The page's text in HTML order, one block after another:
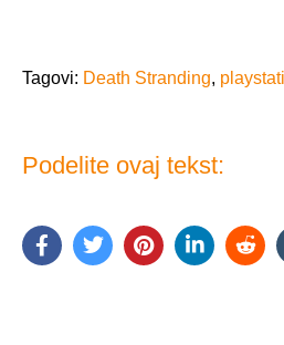
Tagovi: Death Stranding,
Podelite ovaj tekst: